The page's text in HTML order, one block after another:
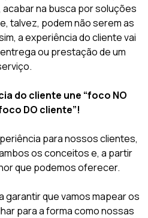
na busca por soluções
talvez, podem não serem as
a experiência do cliente vai
ou prestação de um
do cliente une “foco NO
DO cliente”!
para nossos clientes,
os conceitos e, a partir
que podemos oferecer.
garantir que vamos mapear os
para a forma como nossas